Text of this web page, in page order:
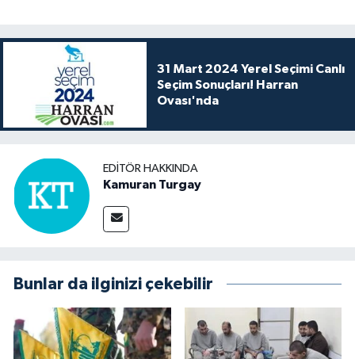
31 Mart 2024 Yerel Seçimi Canlı
Seçim Sonuçları! Harran
Ovası'nda
EDITÖR HAKKINDA
Kamuran Turgay
Bunlar da ilginizi çekebilir